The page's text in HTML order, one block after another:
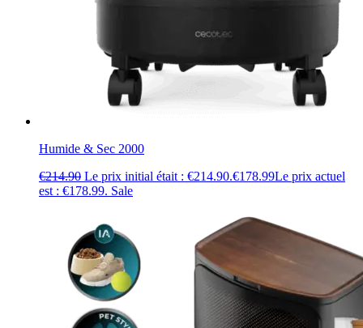
Humide & Sec 2000
€214.90 Le prix initial était : €214.90.€178.99Le prix actuel
est : €178.99. Sale